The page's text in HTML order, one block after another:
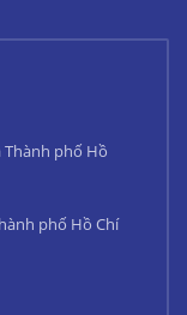
Thành phố Hồ
phố Hồ Chí